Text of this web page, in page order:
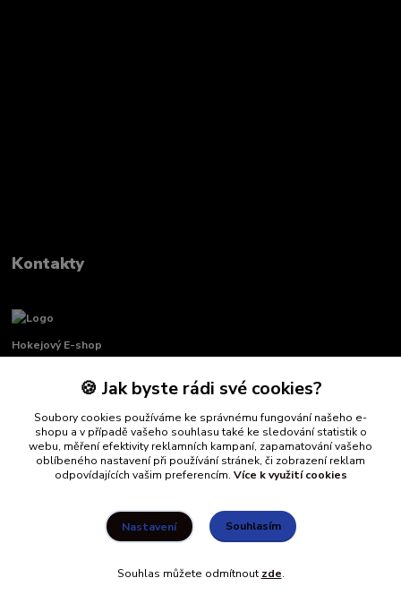
Kontakty
Hokejový E-shop
Renata Křenková
Po-Pá, 8:00-16:00 pauza 11:00-13:00
info@hockeydefender.cz
Eshop-rychle.cz
🍪 Jak byste rádi své cookies?
Soubory cookies používáme ke správnému fungování našeho e-
shopu a v případě vašeho souhlasu také ke sledování statistik o
webu, měření efektivity reklamních kampaní, zapamatování vašeho
oblíbeného nastavení při používání stránek, či zobrazení reklam
odpovídajících vašim preferencím. Více k využití cookies
Nastavení Souhlasím
Souhlas můžete odmítnout zde.